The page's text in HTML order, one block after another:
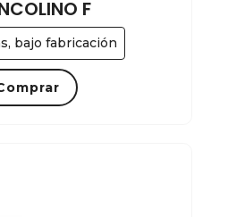
bajo fabricación
F